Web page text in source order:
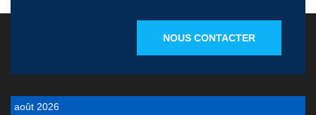
NOUS CONTACTER
août 2026